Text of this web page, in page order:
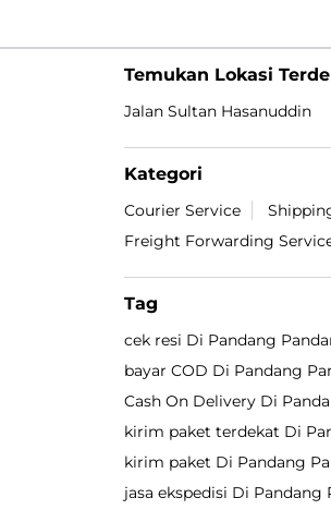
Temukan Lokasi
Jalan Sultan Hasanuddin
Kategori
Courier Service
Freight Forwarding
Tag
cek resi Di Pandang
bayar COD Di Pandang
Cash On Delivery Di
kirim paket terdekat Di
kirim paket Di Pandang
jasa ekspedisi Di Pandang